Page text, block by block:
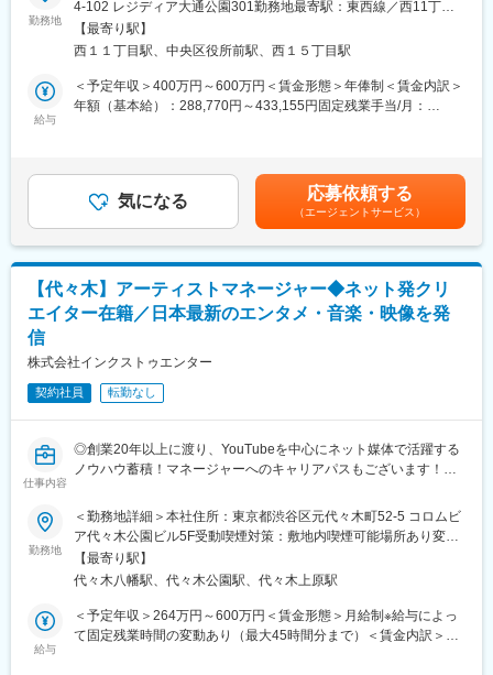
ウトで4万人を動員しました。
■キャリアパス
キャリアアップを目指せます。
み）、勤続年数3年以上でリフレッシュ休暇取得可
・週1回在宅勤務可能
・入社後3か月間は10時～19時の勤務時間ですが、入社4か月以降
は9時～12時の間に自由に出社いただけます。
変更の範囲：会社の定める業務
BtoCまで幅広い事業を展開する総合Webサービス企業である当社
が運営するライブ配信＆動画アプリ「ミクチャ」にて、ライバー
マネジメント担当を募集します。
■業務概要：
国内累計1,800万ユーザーを誇るライブ配信＆動画アプリ「ミクチ
から売上創出／改善に向けた施策全般をお任せします。
■業務内容：
2）ライバー／ビジネスコンサル
└ライバーの方を育成・マネジメントによるライバーの悩み・課
す。
任せします。
4）ライバーの方が参加するイベントの運営業務
5）他企業コンテンツのアライアンス
■仕事のやりがい：
・自分が発掘したライバーの方と、二人三脚で一緒に成長できる
こと
も！）
・チームの枠を超えて、事業部全体で目標を達成できたとき
勤務地
4-102 レジディア大通公園301勤務地最寄駅：東西線／西11丁目
駅受動喫煙対策：屋内全面禁煙変更の範囲：会社の定める事業所
【最寄り駅】
西１１丁目駅、中央区役所前駅、西１５丁目駅
給与
＜予定年収＞400万円～600万円＜賃金形態＞年俸制＜賃金内訳＞
年額（基本給）：288,770円～433,155円固定残業手当/月：
補足＞※給与詳細は、前職のご経験とスキルにもとづき、決定しま
す。■給与改定：年1回賃金はあくまでも目安の金額であり、選考
を通じて上下する可能性があります。月給(月額)は固定手当を含め
た表記です。
気になる 応募依頼する
（エージェントサービス）
【代々木】アーティストマネージャー◆ネット発クリ
エイター在籍／日本最新のエンタメ・音楽・映像を発
信
株式会社インクストゥエンター
契約社員 転勤なし
仕事内容
◎創業20年以上に渡り、YouTubeを中心にネット媒体で活躍する
ノウハウ蓄積！マネージャーへのキャリアパスもございます！
コンテンツを発信するクリエイティブカンパニー！
■業務概要：
音楽が大好きな方、音楽に救われた方、音楽の力を信じている方
その音楽を作り出す才能を発掘・育成、プロデュースして世界に
向けて発信してみませんか！アーティストの最も近くにいるマネ
ージャーは、担当アーティストが個性を生かしてあらゆる場で活
躍できるように活動をサポートしていく仕事です。新人の発掘か
勤務地
＜勤務地詳細＞本社住所：東京都渋谷区元代々木町52-5 コロムビ
ア代々木公園ビル5F受動喫煙対策：敷地内喫煙可能場所あり変更
の範囲：会社の定める事業所
【最寄り駅】
代々木八幡駅、代々木公園駅、代々木上原駅
給与
＜予定年収＞264万円～600万円＜賃金形態＞月給制※給与によっ
て固定残業時間の変動あり（最大45時間分まで）＜賃金内訳＞月